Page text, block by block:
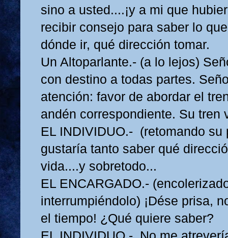
sino a usted....¡y a mi que
recibir consejo para saber lo
dónde ir, qué dirección tomar.
Un Altoparlante.- (a lo lejos)
con destino a todas partes.
atención: favor de abordar el
andén correspondiente. Su tren
EL INDIVIDUO.- (retomando su
gustaría tanto saber qué
vida....y sobretodo...
EL ENCARGADO.-
interrumpiéndolo) ¡Dése prisa,
el tiempo! ¿Qué quiere saber?